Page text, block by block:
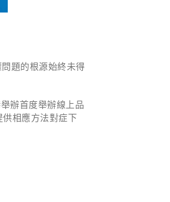
題的根源始終未得
辦首度舉辦線上品
供相應方法對症下